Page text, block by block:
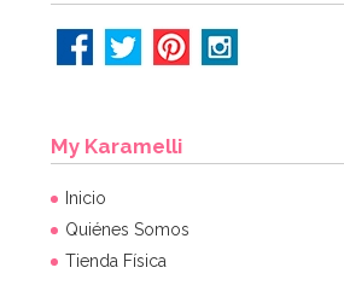
My Karamelli
Inicio
Quiénes Somos
Tienda Física